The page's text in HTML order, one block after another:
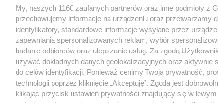
My, naszych 1160 zaufanych partnerów oraz inne podmioty z
przechowujemy informacje na urządzeniu oraz przetwarzamy
identyfikatory, standardowe informacje wysyłane przez
zapewniania spersonalizowanych reklam, wybór
badanie odbiorców oraz ulepszanie usług. Za zgodą
używać dokładnych danych geolokalizacyjnych oraz
do celów identyfikacji. Ponieważ cenimy Twoją prywatność,
technologii poprzez kliknięcie „Akceptuję”. Zgoda jest
klikając przycisk ustawień prywatności znajdujący się w